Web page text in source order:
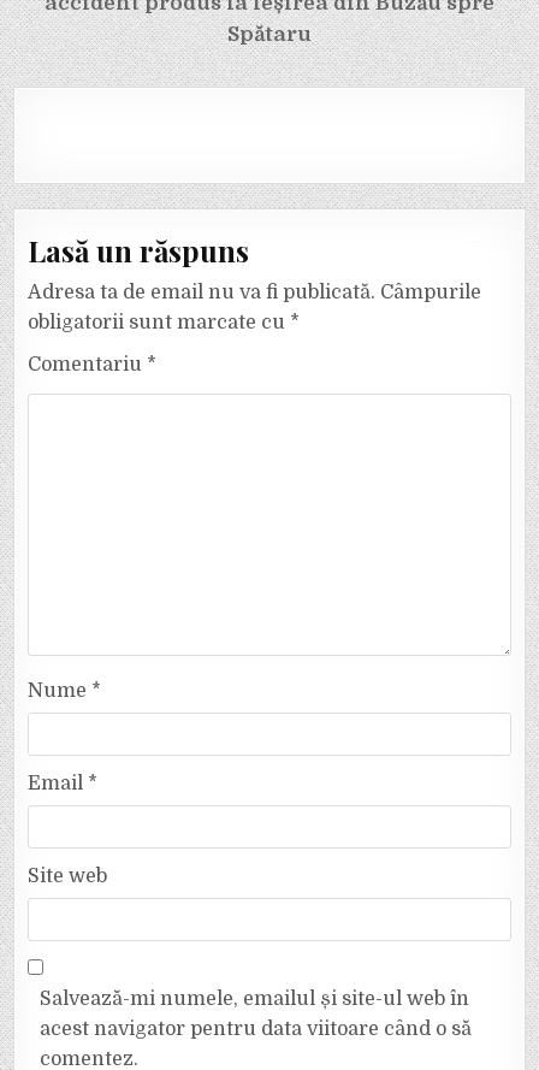
Spătaru
Lasă un răspuns
Adresa ta de email nu va fi publicată. Câmpurile
obligatorii sunt marcate cu *
Comentariu *
Nume *
Email *
Site web
Salvează-mi numele, emailul și site-ul web în
acest navigator pentru data viitoare când o să
comentez.